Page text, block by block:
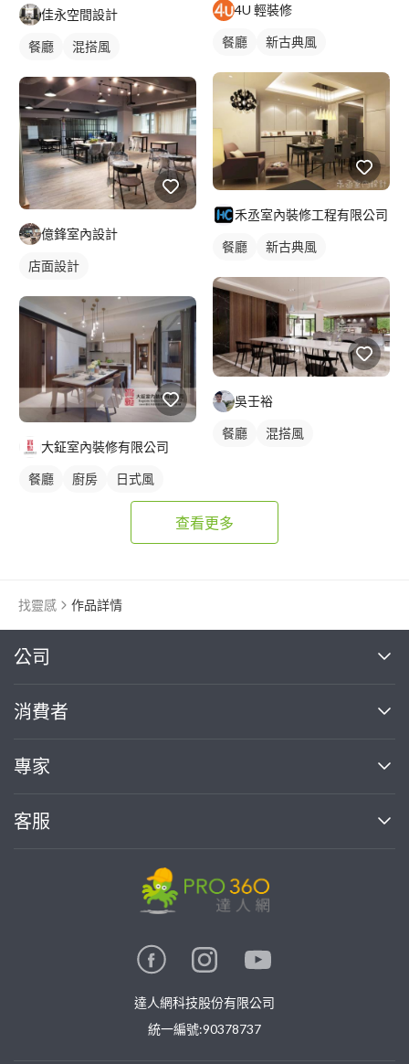
佳永空間設計
餐廳 混搭風
億鋒室內設計
店面設計
大鉦室內裝修有限公司
餐廳 廚房 日式風
4U 輕裝修
餐廳 新古典風
禾丞室內裝修工程有限公司
餐廳 新古典風
吳壬裕
餐廳 混搭風
查看更多
找靈感 作品詳情
公司
關於我們
部落格
加入我們
消費者
買服務
熱門服務
專家
案件中心
客服
達人網科技股份有限公司
統一編號:90378737
繼續完成